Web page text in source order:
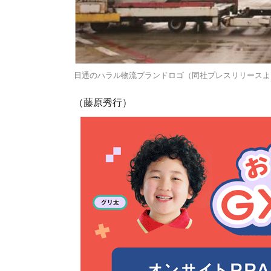
日通のハラル物流ブランドロゴ（同社プレスリリース
（藤原秀行）